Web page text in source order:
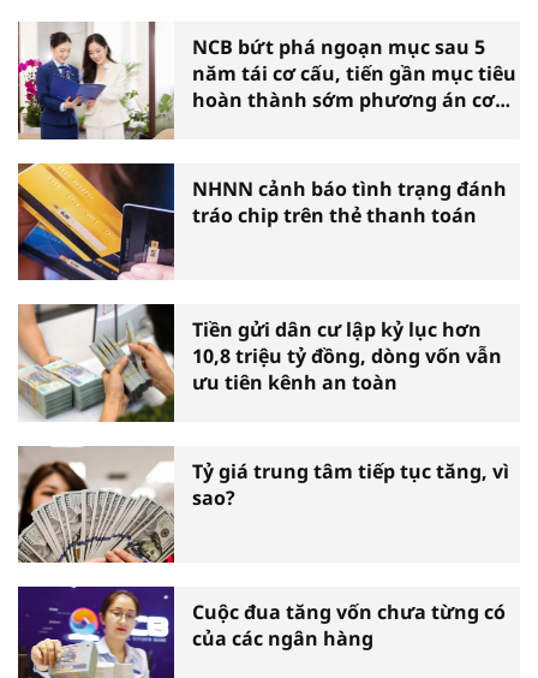
NCB bứt phá ngoạn mục sau 5
năm tái cơ cấu, tiến gần mục tiêu
hoàn thành sớm phương án cơ
NHNN cảnh báo tình trạng đánh
tráo chip trên thẻ thanh toán
Tiền gửi dân cư lập kỷ lục hơn
10,8 triệu tỷ đồng, dòng vốn vẫn
ưu tiên kênh an toàn
Tỷ giá trung tâm tiếp tục tăng, vì
sao?
Cuộc đua tăng vốn chưa từng có
của các ngân hàng